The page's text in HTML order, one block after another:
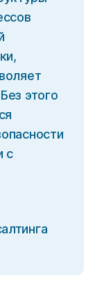
этого
с